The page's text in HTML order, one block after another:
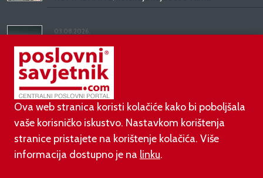
03.08.2026.
Kineski BYD predstavio luksuznu limuzinu veću od
Mercedesove S-klase, obećava domet do 1.000
kilometara
Ova web stranica koristi kolačiće kako bi poboljšala
vaše korisničko iskustvo. Nastavkom korištenja
stranice pristajete na korištenje kolačića. Više
informacija dostupno je na linku.